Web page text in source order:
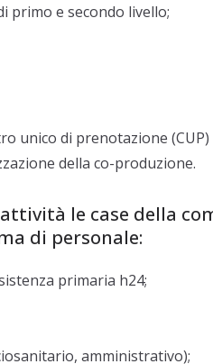
primo e secondo livello;
unico di prenotazione (CUP)
della co-produzione.
le case della
di personale:
primaria h24;
amministrativo);